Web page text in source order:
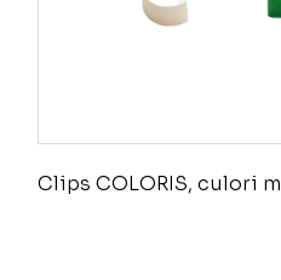
Clips COLORIS, culori